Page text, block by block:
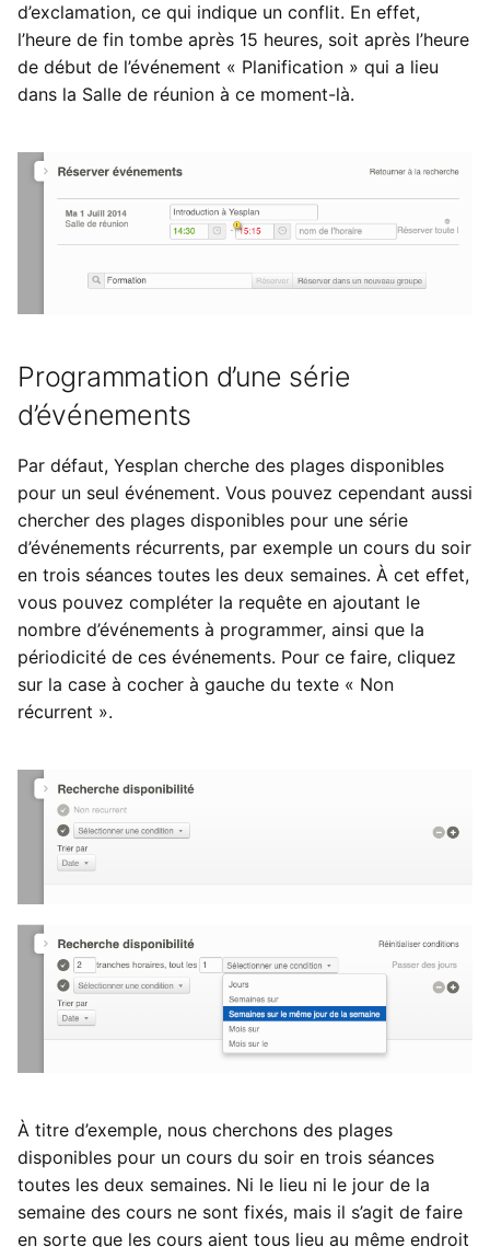
d’exclamation, ce qui indique un conflit. En effet,
l’heure de fin tombe après 15 heures, soit après l’heure
de début de l’événement « Planification » qui a lieu
dans la Salle de réunion à ce moment-là.
Programmation d’une série
d’événements
Par défaut, Yesplan cherche des plages disponibles
pour un seul événement. Vous pouvez cependant aussi
chercher des plages disponibles pour une série
d’événements récurrents, par exemple un cours du soir
en trois séances toutes les deux semaines. À cet effet,
vous pouvez compléter la requête en ajoutant le
nombre d’événements à programmer, ainsi que la
périodicité de ces événements. Pour ce faire, cliquez
sur la case à cocher à gauche du texte « Non
récurrent ».
À titre d’exemple, nous cherchons des plages
disponibles pour un cours du soir en trois séances
toutes les deux semaines. Ni le lieu ni le jour de la
semaine des cours ne sont fixés, mais il s’agit de faire
en sorte que les cours aient tous lieu au même endroit